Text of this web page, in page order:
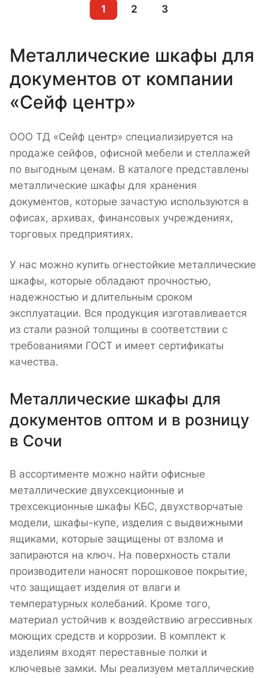
1 2 3
Металлические шкафы для
документов от компании
«Сейф центр»
ООО ТД «Сейф центр» специализируется на
продаже сейфов, офисной мебели и стеллажей
по выгодным ценам. В каталоге представлены
металлические шкафы для хранения
документов, которые зачастую используются в
офисах, архивах, финансовых учреждениях,
торговых предприятиях.
У нас можно купить огнестойкие металлические
шкафы, которые обладают прочностью,
надежностью и длительным сроком
эксплуатации. Вся продукция изготавливается
из стали разной толщины в соответствии с
требованиями ГОСТ и имеет сертификаты
качества.
Металлические шкафы для
документов оптом и в розницу
в Сочи
В ассортименте можно найти офисные
металлические двухсекционные и
трехсекционные шкафы КБС, двухстворчатые
модели, шкафы-купе, изделия с выдвижными
ящиками, которые защищены от взлома и
запираются на ключ. На поверхность стали
производители наносят порошковое покрытие,
что защищает изделия от влаги и
температурных колебаний. Кроме того,
материал устойчив к воздействию агрессивных
моющих средств и коррозии. В комплект к
изделиям входят переставные полки и
ключевые замки. Мы реализуем металлические